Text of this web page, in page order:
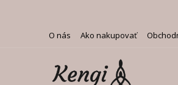
O nás Ako nakupovať